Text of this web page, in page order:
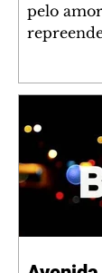
pelo
sobre
Maria.
a Jendal
terras
Alika o